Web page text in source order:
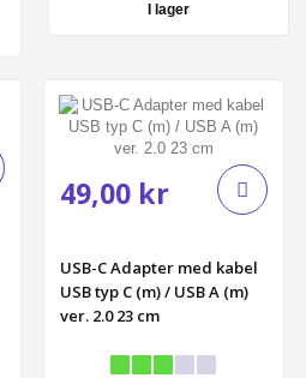
I lager
49,00 kr
USB-C Adapter med kabel
USB typ C (m) / USB A (m)
ver. 2.0 23 cm